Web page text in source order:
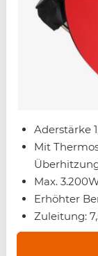
Aderstärke
Mit
Max.
Erhöhter
Zuleitung: